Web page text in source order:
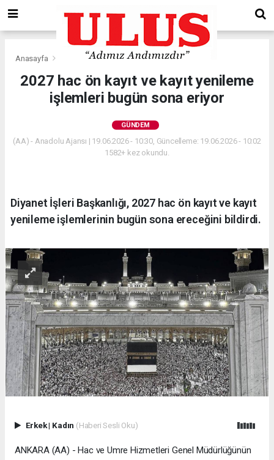
Anasayfa Gündem
2027 hac ön kayıt ve kayıt yenileme
işlemleri bugün sona eriyor
GÜNDEM
(AA) - Anadolu Ajansı | 19.06.2026 - 10:30, Güncelleme: 19.06.2026 - 10:02
1582+ kez okundu.
Diyanet İşleri Başkanlığı, 2027 hac ön kayıt ve kayıt
yenileme işlemlerinin bugün sona ereceğini bildirdi.
Erkek| Kadın (Haberi Sesli Oku)
ANKARA (AA) - Hac ve Umre Hizmetleri Genel Müdürlüğünün